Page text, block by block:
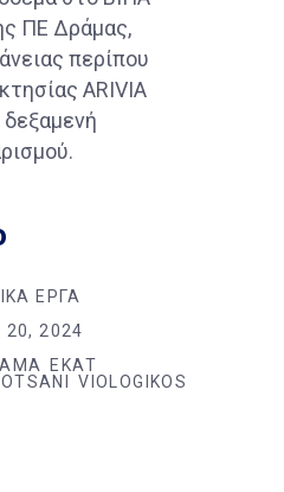
ΠΕ Δράμας,
περίπου
ARIVIA
δεξαμενή
ΕΡΓΑ
20, 2024
EKAT
VIOLOGIKOS